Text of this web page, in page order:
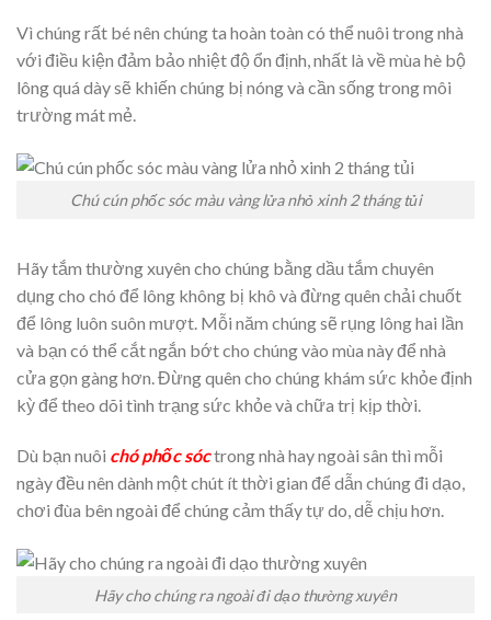
Vì chúng rất bé nên chúng ta hoàn toàn có thể nuôi trong nhà
với điều kiện đảm bảo nhiệt độ ổn định, nhất là về mùa hè bộ
lông quá dày sẽ khiến chúng bị nóng và cần sống trong môi
trường mát mẻ.
Chú cún phốc sóc màu vàng lửa nhỏ xinh 2 tháng tủi
Hãy tắm thường xuyên cho chúng bằng dầu tắm chuyên
dụng cho chó để lông không bị khô và đừng quên chải chuốt
để lông luôn suôn mượt. Mỗi năm chúng sẽ rụng lông hai lần
và bạn có thể cắt ngắn bớt cho chúng vào mùa này để nhà
cửa gọn gàng hơn. Đừng quên cho chúng khám sức khỏe định
kỳ để theo dõi tình trạng sức khỏe và chữa trị kịp thời.
Dù bạn nuôi chó phốc sóctrong nhà hay ngoài sân thì mỗi
ngày đều nên dành một chút ít thời gian để dẫn chúng đi dạo,
chơi đùa bên ngoài để chúng cảm thấy tự do, dễ chịu hơn.
Hãy cho chúng ra ngoài đi dạo thường xuyên